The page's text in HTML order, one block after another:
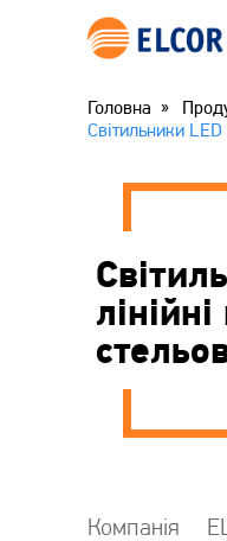
Головна
Світильники LED
Компанія